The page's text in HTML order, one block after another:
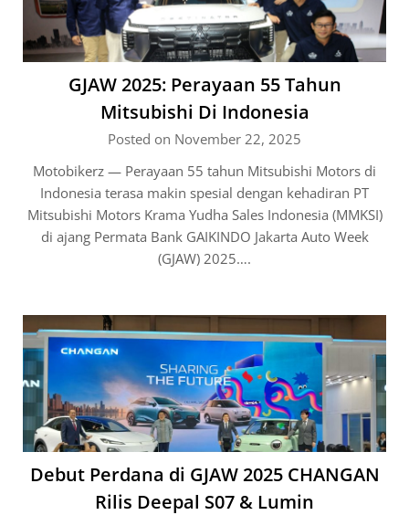
GJAW 2025: Perayaan 55 Tahun
Mitsubishi Di Indonesia
Posted on November 22, 2025
Motobikerz — Perayaan 55 tahun Mitsubishi Motors di
Indonesia terasa makin spesial dengan kehadiran PT
Mitsubishi Motors Krama Yudha Sales Indonesia (MMKSI)
di ajang Permata Bank GAIKINDO Jakarta Auto Week
(GJAW) 2025….
Debut Perdana di GJAW 2025 CHANGAN
Rilis Deepal S07 & Lumin